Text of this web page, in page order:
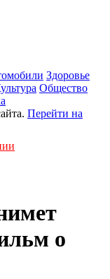
Здоровье
Общество
Перейти на
о